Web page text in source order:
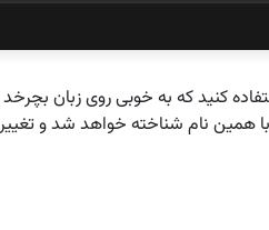
کنید که به خوبی روی زبان
با همین نام شناخته خواهد شد و